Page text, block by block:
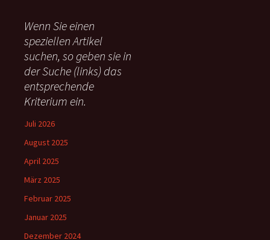
n
n
a
c
:
Wenn Sie einen
speziellen Artikel
suchen, so geben sie in
der Suche (links) das
entsprechende
Kriterium ein.
Juli 2026
August 2025
April 2025
März 2025
Februar 2025
Januar 2025
Dezember 2024